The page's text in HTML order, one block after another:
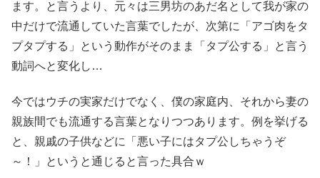
ます。と言うより、元々は三男坊のあだ名として我が家の
中だけで流通していた言葉でしたが、次第に「アゴ肉をタ
プタプする」という動作がそのまま「タプ公する」と言う
動詞へと変化し…
今ではウチの実家だけでなく、僕の家庭内、それから妻の
親族間でも流通する言葉となりつつあります。例を挙げる
と、親戚の子供などに「悪い子にはタプ公しちゃうぞ
～！」というと通じると言った具合ｗ